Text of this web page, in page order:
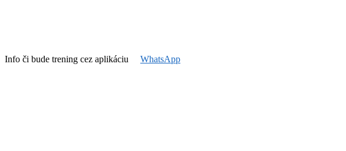
Info či bude trening cez aplikáciu WhatsApp